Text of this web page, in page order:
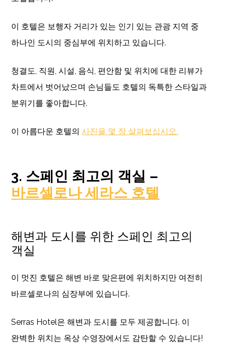
이 호텔은 보행자 거리가 있는 인기 있는 관광 지역 중
하나인 도시의 중심부에 위치하고 있습니다.
청결도, 직원, 시설, 음식, 편안함 및 위치에 대한 리뷰가
차트에서 벗어났으며 손님들도 호텔의 독특한 스타일과
분위기를 좋아합니다.
이 아름다운 호텔의사진을 몇 장 살펴보십시오.
3. 스페인 최고의 객실 –
바르셀로나 세라스 호텔
해변과 도시를 위한 스페인 최고의
객실
이 멋진 호텔은 해변 바로 맞은편에 위치하지만 여전히
바르셀로나의 심장부에 있습니다.
Serras Hotel은 해변과 도시를 모두 제공합니다. 이
완벽한 위치는 옥상 수영장에서도 감탄할 수 있습니다!